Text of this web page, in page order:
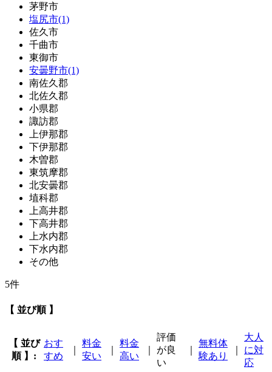
茅野市
塩尻市(1)
佐久市
千曲市
東御市
安曇野市(1)
南佐久郡
北佐久郡
小県郡
諏訪郡
上伊那郡
下伊那郡
木曽郡
東筑摩郡
北安曇郡
埴科郡
上高井郡
下高井郡
上水内郡
下水内郡
その他
5件
【 並び順 】
【 並び
順 】:
おす
すめ
料金
安い
料金
高い
評価
が良
い
無料体
験あり
大人
に対
応